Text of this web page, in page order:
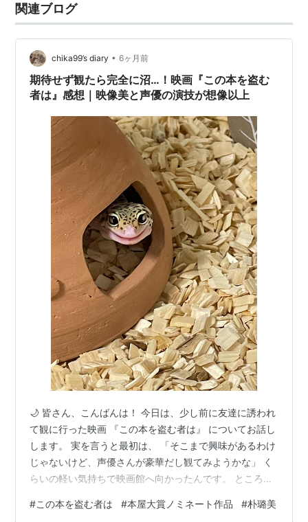
関連ブログ
chika99’s diary • 6ヶ月前
期待せず観たら完全に沼…！映画『この本を盗む
者は』感想｜映像美と声優の演技が想像以上
🌙 皆さん、こんばんは！ 今日は、少し前に友達に誘われ
て観に行った映画 『この本を盗む者は』 についてお話し
します。 実を言うと最初は、 「そこまで興味があるわけ
じゃないけど、声優さんが豪華だし観てみようかな」 く
らいの軽い気持ちで映画館へ向かったんです。 ところ
で！） ✨ 本の世界が溢れ出す！圧倒的な映像美 映画が始
#この本を盗む者は #本屋大賞ノミネート作品 #朴璐美